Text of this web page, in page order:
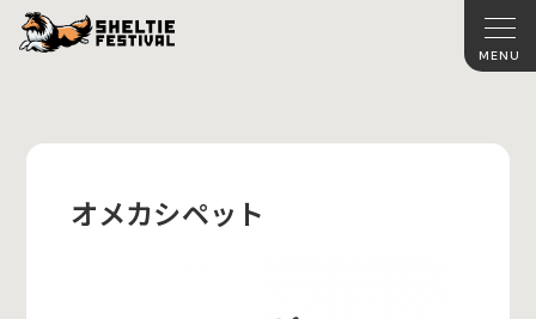
オメカシペット